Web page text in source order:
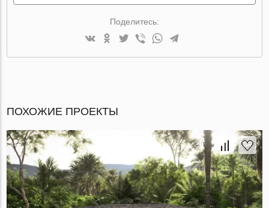
Поделитесь:
ПОХОЖИЕ ПРОЕКТЫ